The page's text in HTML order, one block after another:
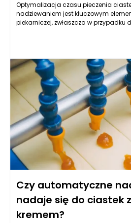
Optymalizacja czasu pieczenia
nadziewaniem jest kluczowym
piekarniczej, zwłaszcza w przypadku
zastosowania nowoczesnych
automatyzacji w tym procesie może
skrócenie czasu pieczenia, a także
produktu. Kluczowym aspektem jest
parametrów pieczenia, takich jak
powinny być dostosowane do
Czy automatyczne
nadaje się do ciastek
kremem?